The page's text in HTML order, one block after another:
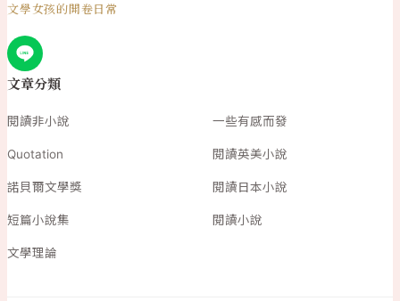
文學女孩的開卷日常
文章分類
閱讀非小說 一些有感而發
Quotation 閱讀英美小說
諾貝爾文學獎 閱讀日本小說
短篇小說集 閱讀小說
文學理論